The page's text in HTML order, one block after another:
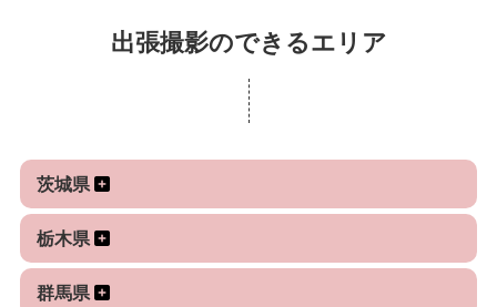
動画クリエイターマッチングサービス「むびる」さ
写真撮影と動画撮影両方対応可能です。
出張撮影のできるエリア
茨城県
栃木県
群馬県